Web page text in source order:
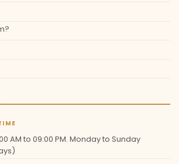
AM to 09:00 PM. Monday to Sunday